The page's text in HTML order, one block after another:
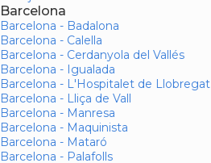
Barcelona
Barcelona - Badalona
Barcelona - Calella
Barcelona - Cerdanyola del Vallés
Barcelona - Igualada
Barcelona - L'Hospitalet de Llobregat
Barcelona - Lliça de Vall
Barcelona - Manresa
Barcelona - Maquinista
Barcelona - Mataró
Barcelona - Palafolls